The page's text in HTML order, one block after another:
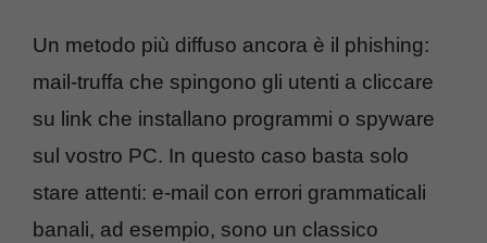
Un metodo più diffuso ancora è il phishing:
mail-truffa che spingono gli utenti a cliccare
su link che installano programmi o spyware
sul vostro PC. In questo caso basta solo
stare attenti: e-mail con errori grammaticali
banali, ad esempio, sono un classico